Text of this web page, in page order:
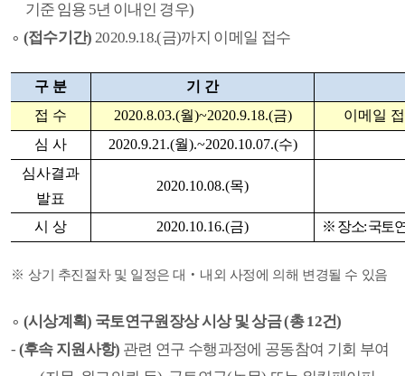
기준 임용 5년 이내인 경우)
∘ (접수기간) 2020.9.18.(금)까지 이메일 접수
구 분
기 간
접 수
2020.8.03.(월)~2020.9.18.(금)
이메일
심 사
2020.9.21.(월).~2020.10.07.(수)
심사결과
발표
2020.10.08.(목)
시 상 2020.10.16.(금) ※ 장소:국토
※ 상기 추진절차 및 일정은 대 ‧ 내외 사정에 의해 변경될 수 있음
∘ (시상계획) 국토연구원장상 시상 및 상금(총12건)
- (후속 지원사항) 관련 연구 수행과정에 공동참여 기회 부여